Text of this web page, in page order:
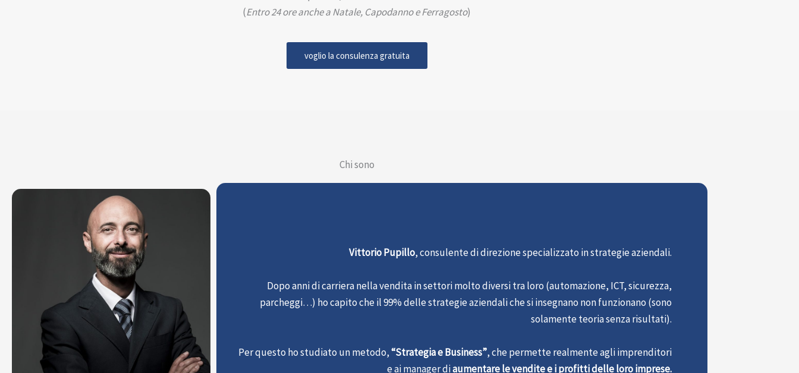
(Entro 24 ore anche a Natale, Capodanno e Ferragosto)
voglio la consulenza gratuita
Chi sono
Vittorio Pupillo, consulente di direzione specializzato in strategie aziendali.
Dopo anni di carriera nella vendita in settori molto diversi tra loro (automazione, ICT, sicurezza,
parcheggi…) ho capito che il 99% delle strategie aziendali che si insegnano non funzionano (sono
solamente teoria senza risultati).
Per questo ho studiato un metodo,“Strategia e Business”, che permette realmente agli imprenditori
e ai manager diaumentare le vendite e i profitti delle loro imprese.